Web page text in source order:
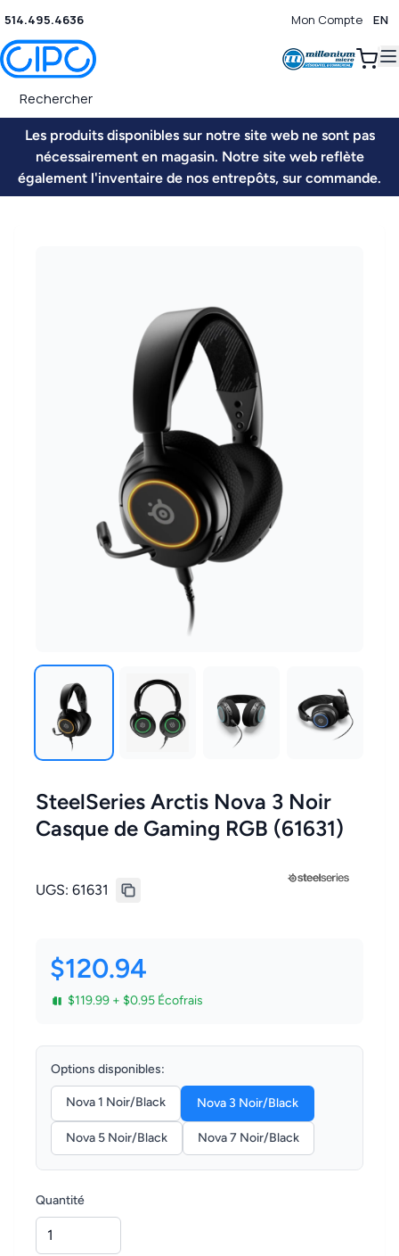
514.495.4636 Mon Compte EN
0
Les produits disponibles sur notre site web ne sont pas
nécessairement en magasin. Notre site web reflète
également l'inventaire de nos entrepôts, sur commande.
SteelSeries Arctis Nova 3 Noir
Casque de Gaming RGB (61631)
UGS: 61631
$120.94
$119.99 + $0.95 Écofrais
Options disponibles:
Nova 1 Noir/Black Nova 3 Noir/Black
Nova 5 Noir/Black Nova 7 Noir/Black
Quantité